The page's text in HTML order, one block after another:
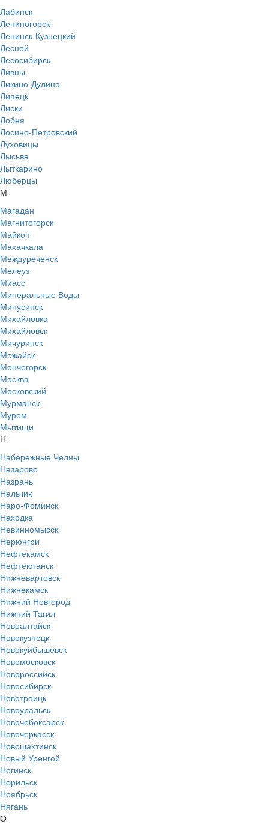
Лабинск
Лениногорск
Ленинск-Кузнецкий
Лесной
Лесосибирск
Ливны
Ликино-Дулино
Липецк
Лиски
Лобня
Лосино-Петровский
Луховицы
Лысьва
Лыткарино
Люберцы
М
Магадан
Магнитогорск
Майкоп
Махачкала
Междуреченск
Мелеуз
Миасс
Минеральные Воды
Минусинск
Михайловка
Михайловск
Мичуринск
Можайск
Мончегорск
Москва
Московский
Мурманск
Муром
Мытищи
Н
Набережные Челны
Назарово
Назрань
Нальчик
Наро-Фоминск
Находка
Невинномысск
Нерюнгри
Нефтекамск
Нефтеюганск
Нижневартовск
Нижнекамск
Нижний Новгород
Нижний Тагил
Новоалтайск
Новокузнецк
Новокуйбышевск
Новомосковск
Новороссийск
Новосибирск
Новотроицк
Новоуральск
Новочебоксарск
Новочеркасск
Новошахтинск
Новый Уренгой
Ногинск
Норильск
Ноябрьск
Нягань
О